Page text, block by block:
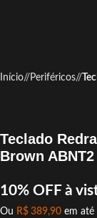
Início/ Periféricos/
Teclado
Brown
10% OFF à
Ou R$ 389,90 em até